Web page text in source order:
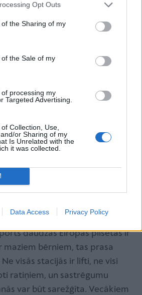
Opt Outs
the Sharing of my
the Sale of my
processing my
Targeted Advertising.
Collection, Use,
or Sharing of my
Is Unrelated with the
it was collected.
Data Access Privacy Policy
vietās
īpaša uzmanība jāpievērš
lidostām, stacijām un tūristu
no redzesloka. Vecākiem
ir bērnam līdzi iedot kartīti vai
Līdzīgi kā māca
šī ir viena no drošības
var apgūt ceļojuma laikā.
daudzās Eiropas pilsētās ir
bērniem, tas prasa
visās stacijās ir lifti, ne visi
ratiņiem, un sastrēgumu
var būt sarežģīta. Vecākiem